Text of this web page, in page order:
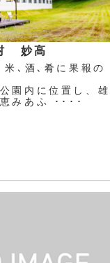
妙高
､酒､肴に果報の
園内に位置し、雄
みあふ ････